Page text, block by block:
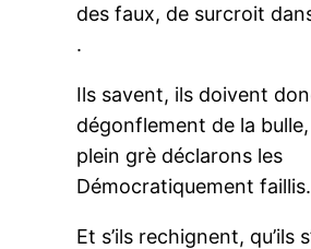
des faux, de surcroit
.
Ils savent, ils doivent
dégonflement de la bulle,
plein grè déclarons les
Démocratiquement faillis.
Et s’ils rechignent, qu’ils